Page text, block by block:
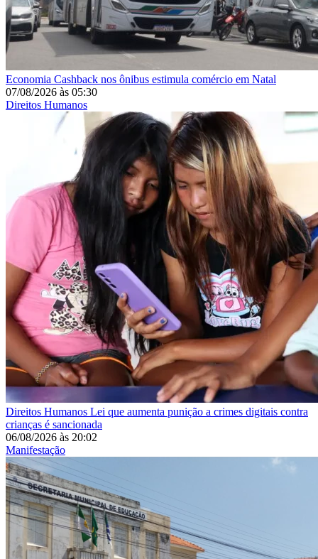
Economia Cashback nos ônibus estimula comércio em Natal
07/08/2026 às 05:30
Direitos Humanos
Direitos Humanos Lei que aumenta punição a crimes digitais contra
crianças é sancionada
06/08/2026 às 20:02
Manifestação